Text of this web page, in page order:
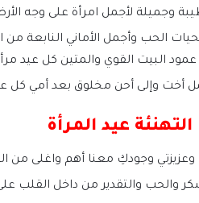
وجميلة لأجمل امرأة على وجه
الحب وأجمل الأماني النابعة
عمود البيت القوي والمتين كل عيد
أخت وإلى أحن مخلوق بعد أمي كل
التهنئة عيد المرأة
وجودكِ معنا أهم واغلى من
والحب والتقدير من داخل القلب